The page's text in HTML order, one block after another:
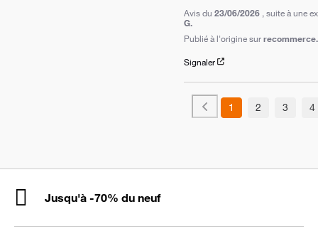
Avis du 23/06/2026 , suite à une
G.
Publié à l'origine sur
Signaler
1 2 3 4
Jusqu'à -70% du neuf